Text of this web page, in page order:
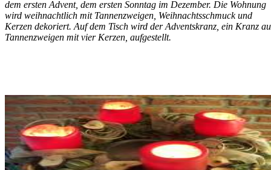
dem ersten Advent, dem ersten Sonntag im Dezember. Die Wohnung
wird weihnachtlich mit Tannenzweigen, Weihnachtsschmuck und
Kerzen dekoriert. Auf dem Tisch wird der Adventskranz, ein Kranz
Tannenzweigen mit vier Kerzen, aufgestellt.